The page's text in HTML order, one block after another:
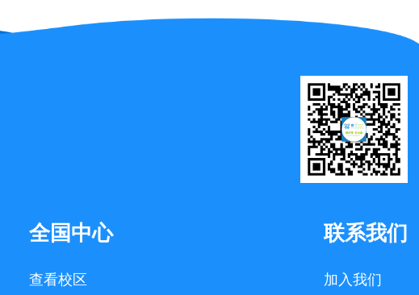
全国中心
查看校区
联系我们
加入我们